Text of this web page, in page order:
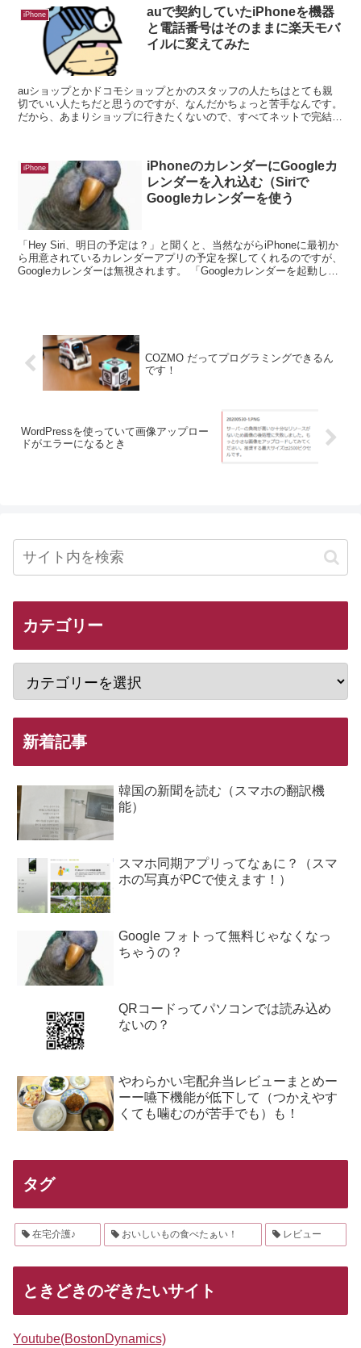
iPhone
auで契約していたiPhoneを機器
と電話番号はそのままに楽天モバ
イルに変えてみた
auショップとかドコモショップとかのスタッフの人たちはとても親
切でいい人たちだと思うのですが、なんだかちょっと苦手なんです。
だから、あまりショップに行きたくないので、すべてネットで完結し
iPhone
iPhoneのカレンダーにGoogleカ
レンダーを入れ込む（Siriで
Googleカレンダーを使う
「Hey Siri、明日の予定は？」と聞くと、当然ながらiPhoneに最初か
ら用意されているカレンダーアプリの予定を探してくれるのですが、
Googleカレンダーは無視されます。 「Googleカレンダーを起動し
COZMO だってプログラミングできるん
です！
WordPressを使っていて画像アップロー
ドがエラーになるとき
カテゴリー
新着記事
韓国の新聞を読む（スマホの翻訳機
能）
スマホ同期アプリってなぁに？（スマ
ホの写真がPCで使えます！）
Google フォトって無料じゃなくなっ
ちゃうの？
QRコードってパソコンでは読み込め
ないの？
やわらかい宅配弁当レビューまとめー
ーー嚥下機能が低下して（つかえやす
くても噛むのが苦手でも）も！
タグ
在宅介護♪ おいしいもの食べたぁい！ レビュー
ときどきのぞきたいサイト
Youtube(BostonDynamics)